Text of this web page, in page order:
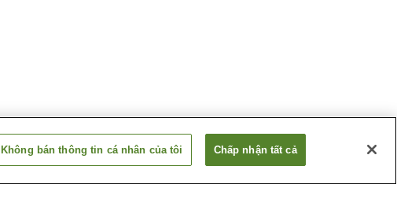
Không bán thông tin cá nhân của tôi Chấp nhận tất cả